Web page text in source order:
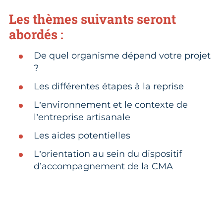
Les thèmes suivants seront
abordés :
De quel organisme dépend votre projet
?
Les différentes étapes à la reprise
L’environnement et le contexte de
l’entreprise artisanale
Les aides potentielles
L’orientation au sein du dispositif
d’accompagnement de la CMA